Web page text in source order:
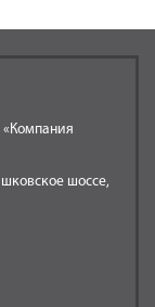
«Компания
шоссе,